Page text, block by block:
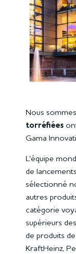
Nous
torréfiées
Gama
L'équipe
de
sélectionné
autres
catégorie
supérieurs
de produits
KraftHeinz,